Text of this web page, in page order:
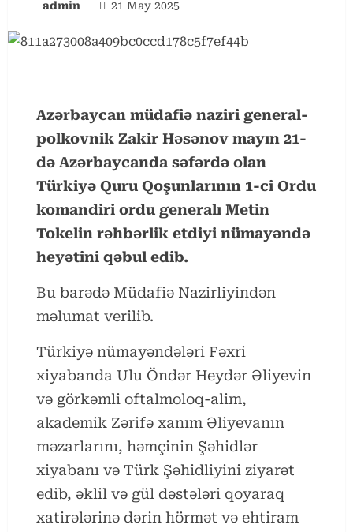
admin 21 May 2025
Azərbaycan müdafiə naziri general-
polkovnik Zakir Həsənov mayın 21-
də Azərbaycanda səfərdə olan
Türkiyə Quru Qoşunlarının 1-ci Ordu
komandiri ordu generalı Metin
Tokelin rəhbərlik etdiyi nümayəndə
heyətini qəbul edib.
Bu barədə Müdafiə Nazirliyindən
məlumat verilib.
Türkiyə nümayəndələri Fəxri
xiyabanda Ulu Öndər Heydər Əliyevin
və görkəmli oftalmoloq-alim,
akademik Zərifə xanım Əliyevanın
məzarlarını, həmçinin Şəhidlər
xiyabanı və Türk Şəhidliyini ziyarət
edib, əklil və gül dəstələri qoyaraq
xatirələrinə dərin hörmət və ehtiram